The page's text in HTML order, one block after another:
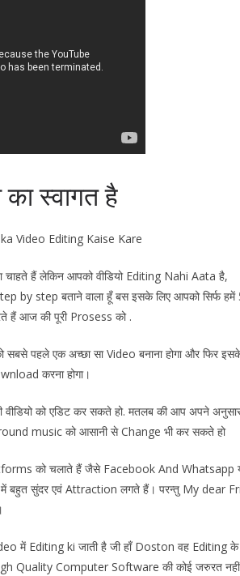
स्वागत है
Video Editing Kaise Kare
चाहते हैं लेकिन आपको वीडियो Editing Nahi Aata है,
by step बताने वाला हूँ बस इसके लिए आपको सिर्फ हमें
हैं आज की पूरी Prosess को .
सबसे पहले एक अच्छा सा Video बनाना होगा और फिर
करना होगा।
को एडिट कर सकते हो. मतलब की आप अपने
music को आसानी से Change भी कर सकते हो
को चलाते हैं जैसे Facebook And
सुंदर एवं Attraction लगते हैं। परन्तु My dear
में Editing ki जाती है जी हाँ Doston वह Editing
Quality Computer Software की कोई जरुरत